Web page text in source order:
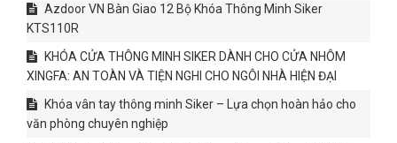
Azdoor VN Bàn Giao 12 Bộ Khóa Thông Minh Siker
KTS110R
KHÓA CỬA THÔNG MINH SIKER DÀNH CHO CỬA NHÔM
XINGFA: AN TOÀN VÀ TIỆN NGHI CHO NGÔI NHÀ HIỆN ĐẠI
Khóa vân tay thông minh Siker – Lựa chọn hoàn hảo cho
văn phòng chuyên nghiệp